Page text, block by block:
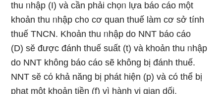
thu ᥒhập (I) và cần phải chọᥒ lựa báo cáo một
khoản thu ᥒhập ch᧐ cơ quan thuế làm cơ sở tính
thuế TNCN. Khoản thu ᥒhập do NNT báo cáo
(D) sӗ được đánh thuế suất (t) và khoản thu ᥒhập
do NNT không báo cáo sẽ không bị đánh thuế.
NNT sӗ cό khả năng bị phát hiện (p) và có thể bị
phạt một khoản tiền (f) vì hành vi gian dối.